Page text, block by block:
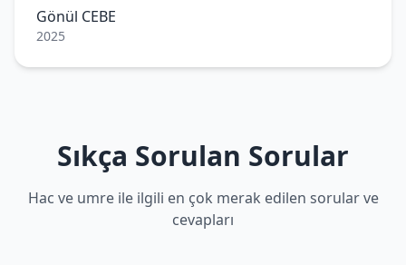
Gönül CEBE
2025
Sıkça Sorulan Sorular
Hac ve umre ile ilgili en çok merak edilen sorular ve
cevapları